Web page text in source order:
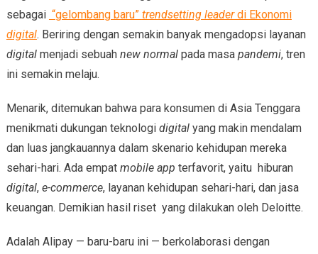
sebagai “gelombang baru” trendsetting leaderdi Ekonomi
digital. Beriring dengan semakin banyak mengadopsi layanan
digital menjadi sebuah new normalpada masa pandemi, tren
ini semakin melaju.
Menarik, ditemukan bahwa para konsumen di Asia Tenggara
menikmati dukungan teknologidigitalyang makin mendalam
dan luas jangkauannya dalam skenario kehidupan mereka
sehari-hari. Ada empat mobile app terfavorit, yaitu hiburan
digital, e-commerce, layanan kehidupan sehari-hari, dan jasa
keuangan. Demikian hasil riset yang dilakukan oleh Deloitte.
Adalah Alipay — baru-baru ini — berkolaborasi dengan